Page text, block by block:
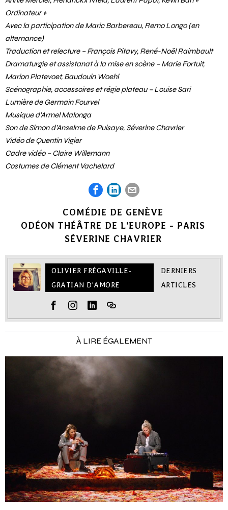
Falloise, Alban Guyon, Adèle Joulin, Jimy Lapert, Armel Malonga,
Annie Mercier, Hendrickx Ntela, Laurent Papot, Kevin Bah «
Ordinateur »
Avec la participation de Maric Barbereau, Remo Longo (en
alternance)
Traduction et relecture – François Pitavy, René-Noël Raimbault
Dramaturgie et assistanat à la mise en scène – Marie Fortuit,
Marion Platevoet, Baudouin Woehl
Scénographie, accessoires et régie plateau – Louise Sari
Lumière de Germain Fourvel
Musique d’Armel Malonga
Son de Simon d’Anselme de Puisaye, Séverine Chavrier
Vidéo de Quentin Vigier
Costumes de Clément Vachelard
COMÉDIE DE GENÈVE
SÉVERINE CHAVRIER
OLIVIER FRÉGAVILLE-
GRATIAN D'AMORE
À LIRE ÉGALEMENT